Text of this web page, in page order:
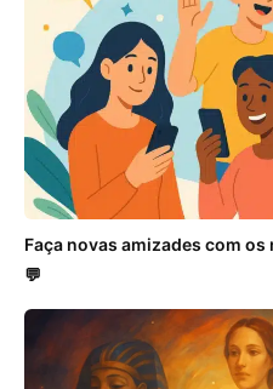
Faça novas amizades com
💬